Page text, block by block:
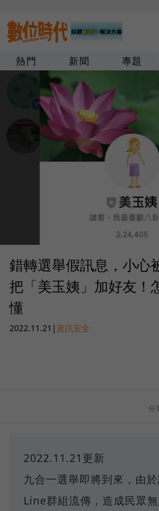
熱門 新聞 專題
錯轉選舉假訊息，小心
把「美玉姨」加好友！
懂
2022.11.21 | 資訊安全
分
2022.11.21更新
九合一選舉即將到來，由
Line群組流傳，造成民眾